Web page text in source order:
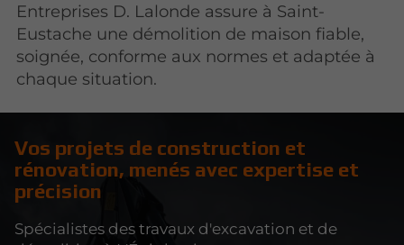
Entreprises D. Lalonde assure à Saint-
Eustache une démolition de maison fiable,
soignée, conforme aux normes et adaptée à
chaque situation.
Vos projets de construction et
rénovation, menés avec expertise et
précision
Spécialistes des travaux d'excavation et de